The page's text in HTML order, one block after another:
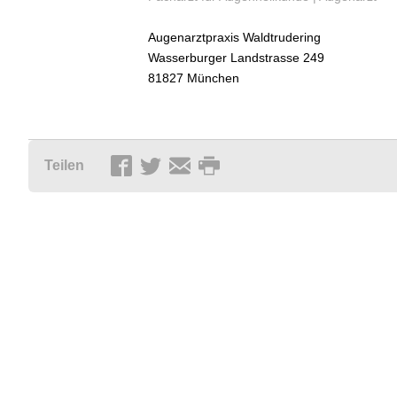
Augenarztpraxis Waldtrudering
Wasserburger Landstrasse 249
81827 München
Teilen